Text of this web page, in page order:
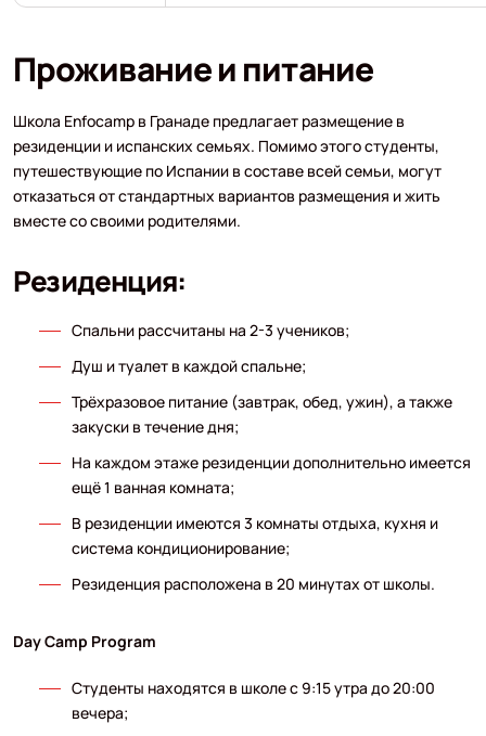
Проживание и питание
Школа Enfocamp в Гранаде предлагает размещение в
резиденции и испанских семьях. Помимо этого студенты,
путешествующие по Испании в составе всей семьи, могут
отказаться от стандартных вариантов размещения и жить
вместе со своими родителями.
Резиденция:
Спальни рассчитаны на 2-3 учеников;
Душ и туалет в каждой спальне;
Трёхразовое питание (завтрак, обед, ужин), а также
закуски в течение дня;
На каждом этаже резиденции дополнительно имеется
ещё 1 ванная комната;
В резиденции имеются 3 комнаты отдыха, кухня и
система кондиционирование;
Резиденция расположена в 20 минутах от школы.
Day Camp Program
Студенты находятся в школе с 9:15 утра до 20:00
вечера;